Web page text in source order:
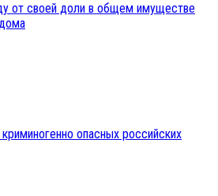
от своей доли в общем имуществе
опасных российских